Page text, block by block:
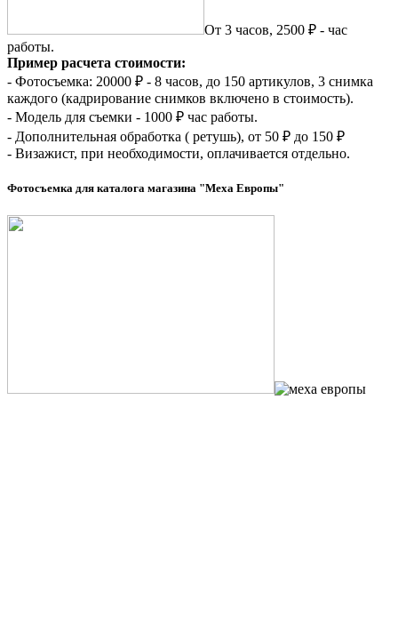
От 3 часов, 2500 ₽ - час
работы.
Пример расчета стоимости:
- Фотосъемка: 20000 ₽ - 8 часов, до 150 артикулов, 3 снимка
каждого (кадрирование снимков включено в стоимость).
- Модель для съемки - 1000 ₽ час работы.
- Дополнительная обработка ( ретушь), от 50 ₽ до 150 ₽
- Визажист, при необходимости, оплачивается отдельно.
Фотосъемка для каталога магазина "Меха Европы"